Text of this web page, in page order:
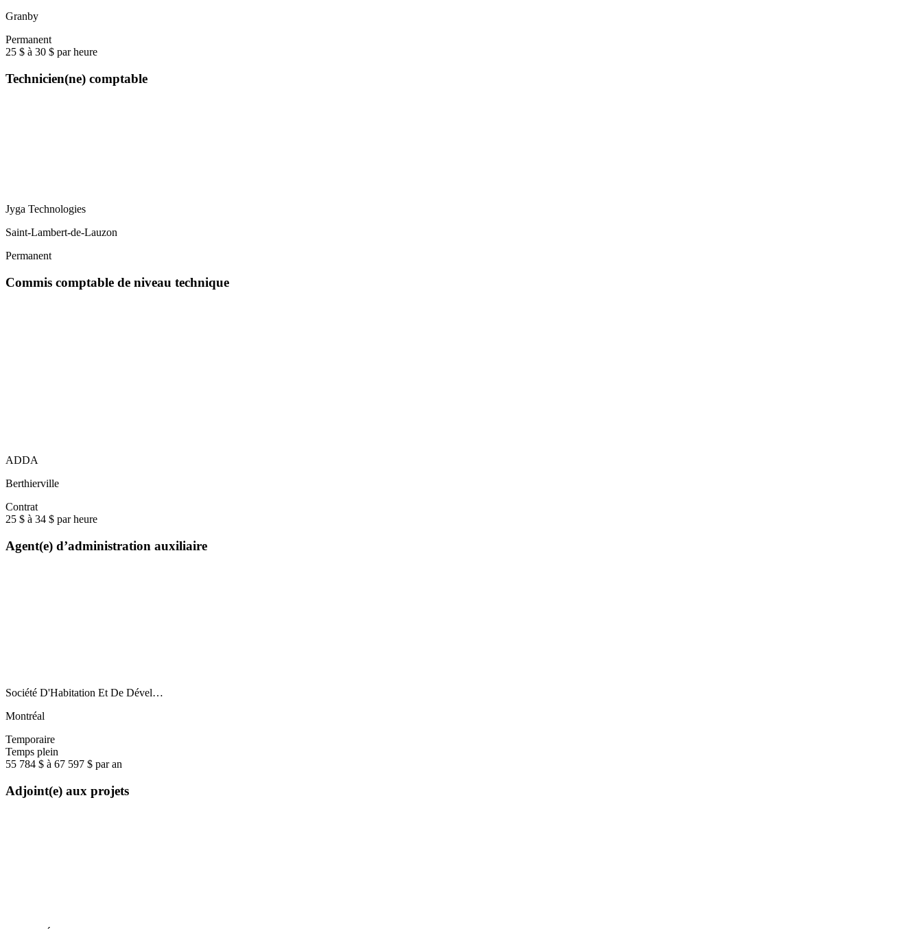
Granby
Permanent
25 $ à 30 $ par heure
Technicien(ne) comptable
Jyga Technologies
Saint-Lambert-de-Lauzon
Permanent
Commis comptable de niveau technique
ADDA
Berthierville
Contrat
25 $ à 34 $ par heure
Agent(e) d’administration auxiliaire
Société D'Habitation Et De Dével…
Montréal
Temporaire
Temps plein
55 784 $ à 67 597 $ par an
Adjoint(e) aux projets